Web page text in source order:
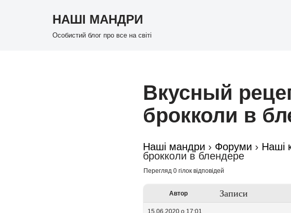
НАШІ МАНДРИ
Особистий блог про все на світі
Вкусный
брокколи в
Наші мандри › Форуми › Наші
брокколи в блендере
Перегляд 0 гілок відповідей
Автор Записи
15.06.2020 о 17:01